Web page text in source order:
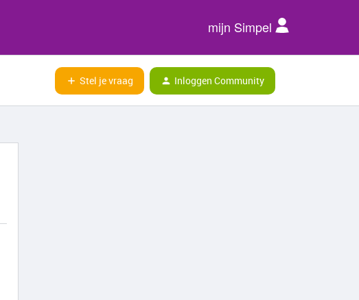
mijn Simpel
Stel je vraag Inloggen Community